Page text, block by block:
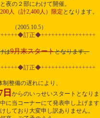
夜の２部にわけて開催。
人（計2,400人）限定 となります。
（2005.10.5）
訂正◆++++++++++++++++
は9月末スタートとなります。
訂正◆++++++++++++++++
制整備の遅れにより、
日 からのいっせいスタートとなり
に当コーナーにて発表申し上げま
しており大変申し訳ありません。